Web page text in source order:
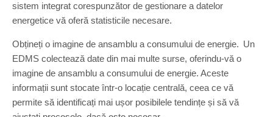
sistem integrat corespunzător de gestionare a datelor
energetice vă oferă statisticile necesare.
Obțineți o imagine de ansamblu a consumului de energie. Un
EDMS colectează date din mai multe surse, oferindu-vă o
imagine de ansamblu a consumului de energie. Aceste
informații sunt stocate într-o locație centrală, ceea ce vă
permite să identificați mai ușor posibilele tendințe și să vă